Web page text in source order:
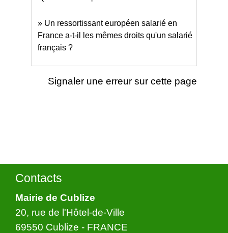
Un ressortissant européen salarié en
France a-t-il les mêmes droits qu'un salarié
français ?
Signaler une erreur sur cette page
Contacts
Mairie de Cublize
20, rue de l'Hôtel-de-Ville
69550 Cublize - FRANCE